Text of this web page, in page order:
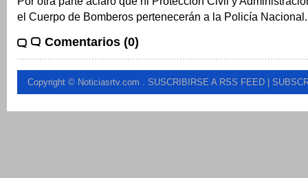
el Cuerpo de Bomberos pertenecerán a la Policía Nacional.
Comentarios (0)
Copyright © Noticiasrtv.com . SUSCRIBIRSE A RSS FEED |